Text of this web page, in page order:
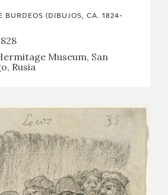
BURDEOS (DIBUJOS, CA. 1824-
Museum, San
Rusia